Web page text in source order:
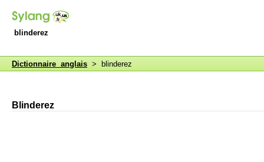
blinderez
Dictionnaire anglais > blinderez
Blinderez